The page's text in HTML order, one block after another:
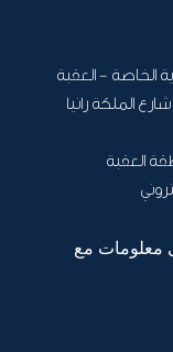
الخاصة - العقبة
الملكة رانيا
العقبة
معلومات مع